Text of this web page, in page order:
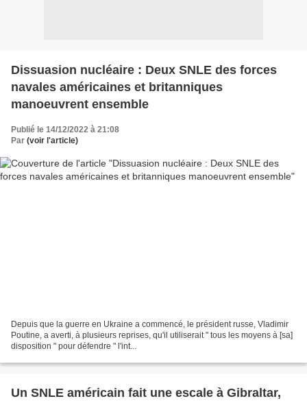
Dissuasion nucléaire : Deux SNLE des forces
navales américaines et britanniques
manoeuvrent ensemble
Publié le 14/12/2022 à 21:08
Par (voir l'article)
Depuis que la guerre en Ukraine a commencé, le président russe, Vladimir
Poutine, a averti, à plusieurs reprises, qu'il utiliserait " tous les moyens à [sa]
disposition " pour défendre " l'int...
Un SNLE américain fait une escale à Gibraltar,